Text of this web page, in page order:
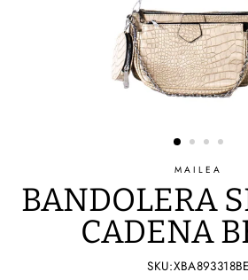
MAILEA
BANDOLERA
CADENA
SKU:XBA893318BE